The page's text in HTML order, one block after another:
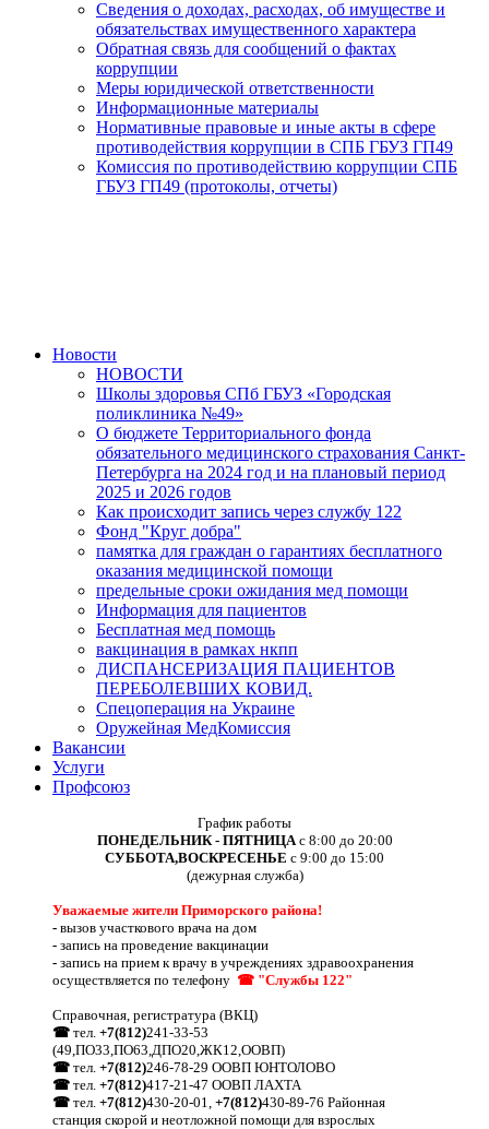
Сведения о доходах, расходах, об имуществе и
обязательствах имущественного характера
Обратная связь для сообщений о фактах
коррупции
Меры юридической ответственности
Информационные материалы
Нормативные правовые и иные акты в сфере
противодействия коррупции в СПБ ГБУЗ ГП49
Комиссия по противодействию коррупции СПБ
ГБУЗ ГП49 (протоколы, отчеты)
Новости
НОВОСТИ
Школы здоровья СПб ГБУЗ «Городская
поликлиника №49»
О бюджете Территориального фонда
обязательного медицинского страхования Санкт-
Петербурга на 2024 год и на плановый период
2025 и 2026 годов
Как происходит запись через службу 122
Фонд "Круг добра"
памятка для граждан о гарантиях бесплатного
оказания медицинской помощи
предельные сроки ожидания мед помощи
Информация для пациентов
Бесплатная мед помощь
вакцинация в рамках нкпп
ДИСПАНСЕРИЗАЦИЯ ПАЦИЕНТОВ
ПЕРЕБОЛЕВШИХ КОВИД.
Спецоперация на Украине
Оружейная МедКомиссия
Вакансии
Услуги
Профсоюз
График работы
ПОНЕДЕЛЬНИК - ПЯТНИЦА с 8:00 до 20:00
СУББОТА,ВОСКРЕСЕНЬЕ с 9:00 до 15:00
(дежурная служба)
Уважаемые жители Приморского района!
- вызов участкового врача на дом
- запись на проведение вакцинации
- запись на прием к врачу в учреждениях здравоохранения
осуществляется по телефону ☎ "Службы 122"
Справочная, регистратура (ВКЦ)
☎ тел. +7(812)241-33-53
(49,ПО33,ПО63,ДПО20,ЖК12,ООВП)
☎ тел. +7(812)246-78-29 ООВП ЮНТОЛОВО
☎ тел. +7(812)417-21-47 ООВП ЛАХТА
☎ тел. +7(812)430-20-01, +7(812)430-89-76 Районная
станция скорой и неотложной помощи для взрослых